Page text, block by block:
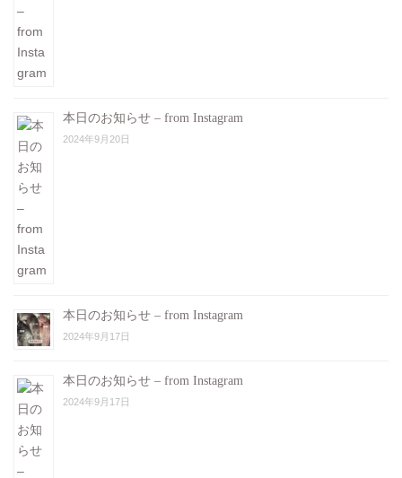
本日のお知らせ – from Instagram
2024年9月20日
本日のお知らせ – from Instagram
2024年9月17日
本日のお知らせ – from Instagram
2024年9月17日